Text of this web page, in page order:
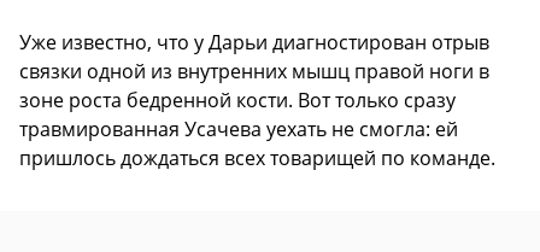
Уже известно, что у Дарьи диагностирован отрыв
связки одной из внутренних мышц правой ноги в
зоне роста бедренной кости. Вот только сразу
травмированная Усачева уехать не смогла: ей
пришлось дождаться всех товарищей по команде.